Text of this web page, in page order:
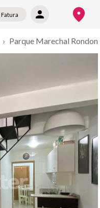
Fatura
› Parque Marechal Rondon